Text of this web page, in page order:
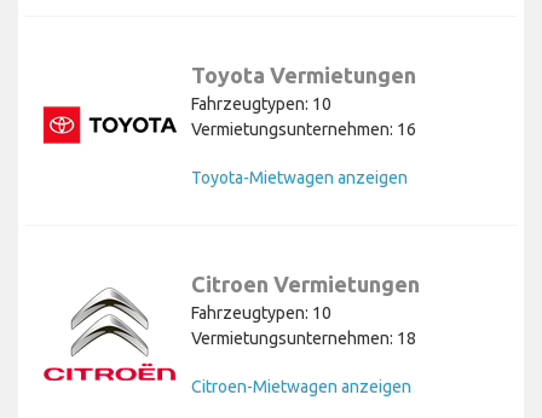
Toyota Vermietungen
Fahrzeugtypen: 10
Vermietungsunternehmen: 16
Toyota-Mietwagen anzeigen
Citroen Vermietungen
Fahrzeugtypen: 10
Vermietungsunternehmen: 18
Citroen-Mietwagen anzeigen